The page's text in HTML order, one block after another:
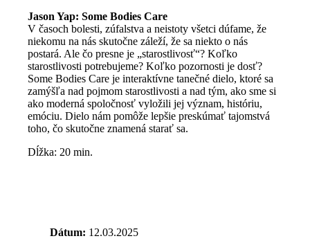
Jason Yap: Some Bodies Care
V časoch bolesti, zúfalstva a neistoty všetci dúfame, že
niekomu na nás skutočne záleží, že sa niekto o nás
postará. Ale čo presne je „starostlivosť“? Koľko
starostlivosti potrebujeme? Koľko pozornosti je dosť?
Some Bodies Care je interaktívne tanečné dielo, ktoré sa
zamýšľa nad pojmom starostlivosti a nad tým, ako sme si
ako moderná spoločnosť vyložili jej význam, históriu,
emóciu. Dielo nám pomôže lepšie preskúmať tajomstvá
toho, čo skutočne znamená starať sa.
Dĺžka: 20 min.
Dátum: 12.03.2025